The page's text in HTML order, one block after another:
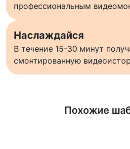
профессиональным
Наслаждайся
В течение 15-30 минут
смонтированную
Похожие
Узнать